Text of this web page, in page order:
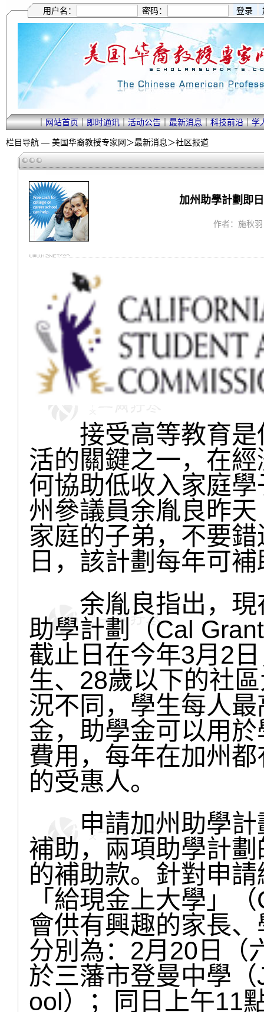
用户名： 密码：
｜网站首页｜即时通讯｜活动公告｜最新消息｜科技前沿｜学
栏目导航 — 美国华裔教授专家网＞最新消息＞社区报道
加州助學計劃即
作者：施秋
接受高等教育是
活的關鍵之一，在
何協助低收入家庭
州參議員余胤良昨
家庭的子弟，不要
日，該計劃每年可
余胤良指出，現
助學計劃（Cal
截止日在今年3月2
生、28歲以下的社
況不同，學生每人
金，助學金可以用
費用，每年在加州
的受惠人。
申請加州助學計
補助，兩項助學計
的補助款。針對申
「給現金上大學」
會供有興趣的家長
分別為：2月20日（
於三藩市登曼中學
ool）；同日上午11